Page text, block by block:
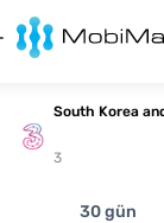
South Korea
3
30 gün